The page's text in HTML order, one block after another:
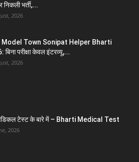
निकली भर्ती,...
2026
Model Town Sonipat Helper Bharti
बिना परीक्षा केवल इंटरव्यू,...
2026
मेडिकल टेस्ट के बारे में – Bharti Medical Test
2026